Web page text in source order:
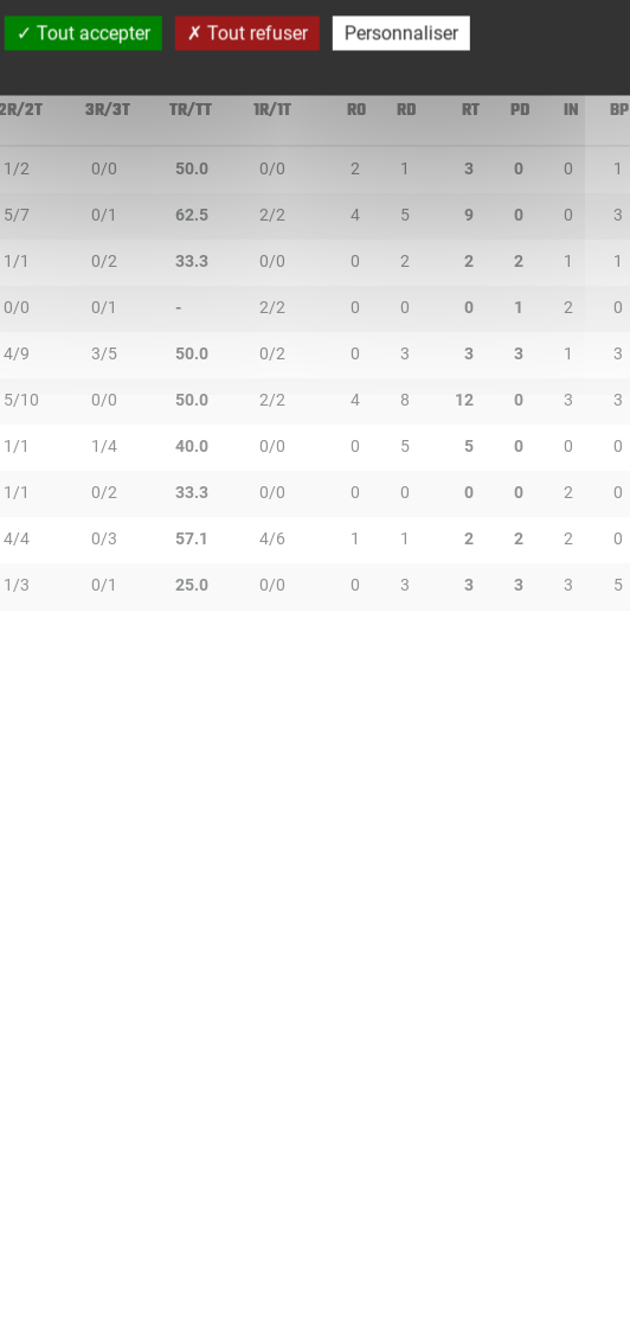
2T 3R/3T TR/TT 1R/1T RO RD RT PD IN BP
1/2 0/0 50.0 0/0 2 1 3 0 0 1
5/7 0/1 62.5 2/2 4 5 9 0 0 3
1/1 0/2 33.3 0/0 0 2 2 2 1 1
0/0 0/1 - 2/2 0 0 0 1 2 0
4/9 3/5 50.0 0/2 0 3 3 3 1 3
5/10 0/0 50.0 2/2 4 8 12 0 3 3
1/1 1/4 40.0 0/0 0 5 5 0 0 0
1/1 0/2 33.3 0/0 0 0 0 0 2 0
4/4 0/3 57.1 4/6 1 1 2 2 2 0
1/3 0/1 25.0 0/0 0 3 3 3 3 5
Tout accepter Tout refuser Personnaliser